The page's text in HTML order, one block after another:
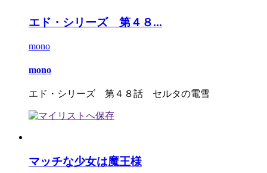
エド・シリーズ 第４８...
mono
mono
エド・シリーズ 第４８話 セルタの電雪
マッチな少女は魔王様